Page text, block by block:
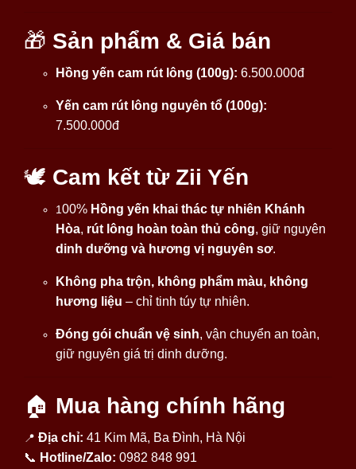
🎁 Sản phẩm & Giá bán
Hồng yến cam rút lông (100g): 6.500.000đ
Yến cam rút lông nguyên tổ (100g):
7.500.000đ
🕊 Cam kết từ Zii Yến
100% Hồng yến khai thác tự nhiên Khánh
Hòa, rút lông hoàn toàn thủ công, giữ nguyên
dinh dưỡng và hương vị nguyên sơ.
Không pha trộn, không phẩm màu, không
hương liệu – chỉ tinh túy tự nhiên.
Đóng gói chuẩn vệ sinh, vận chuyển an toàn,
giữ nguyên giá trị dinh dưỡng.
🏠 Mua hàng chính hãng
📍 Địa chỉ: 41 Kim Mã, Ba Đình, Hà Nội
📞 Hotline/Zalo: 0982 848 991